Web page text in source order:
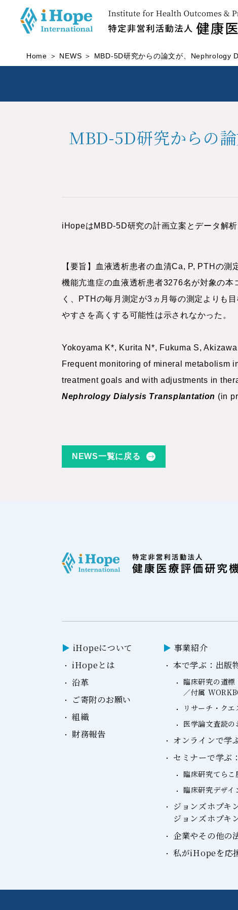
Home NEWS MBD-5D研究からの論文が、Nephrology
MBD-5D研究からの
iHopeはMBD-5D研究の計画立案とデータ解
【要旨】血液透析患者の血清Ca, P, PTHの
機能亢進症の血液透析患者3276名が対象の
く、PTHの毎月測定が3ヵ月毎の測定よりも
やすさを高くする可能性は示されなかった。
Yokoyama K*, Kurita N*, Fukuma S,
Frequent monitoring of mineral metabolism
treatment goals and with adjustments in
Nephrology Dialysis Transplantation (in
NEWS一覧に戻る
iHopeについて
iHopeとは
沿革
ご寄附のお願い
組織
財務報告
事業紹介
本で学ぶ：出版
臨床研究の道
／付属
リサーチ・ク
医学論文査読の
オンラインで
セミナーで学ぶ
臨床研究てらこ
臨床研究デザイ
ジョンズホプキ
ジョンズホプキ
企業やその他の
私がiHopeを応